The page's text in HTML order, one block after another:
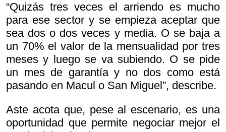
“Quizás tres veces el arriendo es mucho
para ese sector y se empieza aceptar que
sea dos o dos veces y media. O se baja a
un 70% el valor de la mensualidad por tres
meses y luego se va subiendo. O se pide
un mes de garantía y no dos como está
pasando en Macul o San Miguel”, describe.
Aste acota que, pese al escenario, es una
oportunidad que permite negociar mejor el